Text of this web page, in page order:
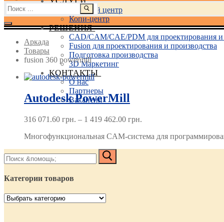
Учебный центр
Копи-центр
РЕШЕНИЯ
CAD/CAM/CAE/PDM для проектирования и
Fusion для проектирования и производства
Подготовка производства
3D Маркетинг
КОНТАКТЫ
О нас
Партнеры
Вакансии
Найти:
Аркада
Товары
fusion 360 powermill
Autodesk PowerMill
316 071.60 грн. – 1 419 462.00 грн.
316 071.60 грн.
Многофункциональная CAM-система для
Найти:
Категории товаров